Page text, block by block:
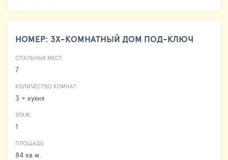
НОМЕР: 3Х-КОМНАТНЫЙ ДОМ ПОД-КЛЮЧ
СПАЛЬНЫХ МЕСТ:
7
КОЛИЧЕСТВО КОМНАТ:
3 + кухня
ЭТАЖ:
1
ПЛОЩАДЬ:
84 кв.м.